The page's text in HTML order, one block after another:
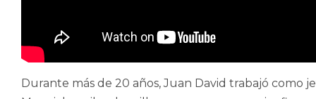
Durante más de 20 años, Juan David trabajó